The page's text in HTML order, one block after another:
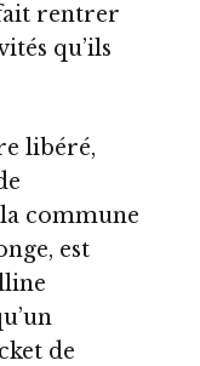
rentrer
qu’ils
libéré,
commune
est
de